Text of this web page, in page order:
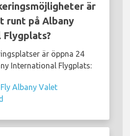
är
runt på Albany
är öppna 24
International Flygplats:
Albany Valet